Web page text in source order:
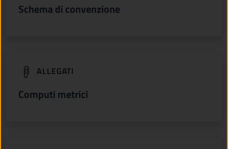
Schema di convenzione
ALLEGATI
Computi metrici
(apre in un'altra scheda).